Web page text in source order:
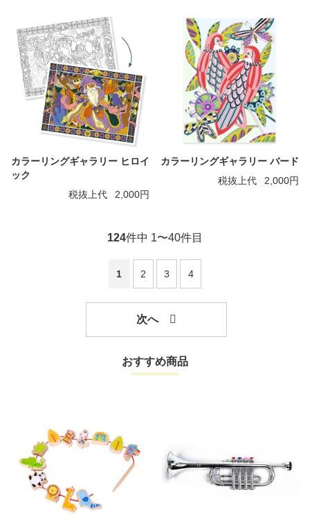
カラーリングギャラリー ヒロイ
ック
税抜上代
2,000円
カラーリングギャラリー バード
税抜上代
2,000円
124件中 1〜40件目
1 2 3 4
おすすめ商品